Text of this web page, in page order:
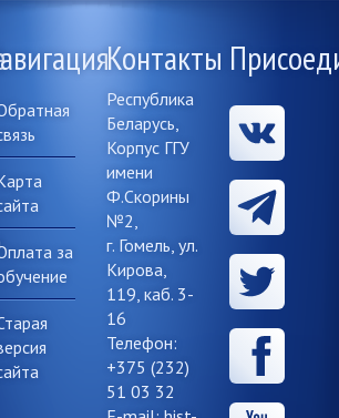
за
Контакты
Республика
Беларусь,
Корпус ГГУ
имени
Ф.Скорины
№2,
г. Гомель, ул.
Кирова,
119, каб. 3-
16
Телефон:
+375 (232)
51 03 32